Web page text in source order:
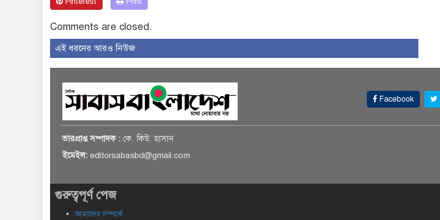
Comments are closed.
এই ধরনের আরও নিউজ
Facebook
ভারপ্রাপ্ত সম্পাদক : কে. কিউ. হাসান
ইমেইল: editorsabasbd@gmail.com
গুরুত্বপূর্ণ পেজ
আমাদের সম্পর্কে